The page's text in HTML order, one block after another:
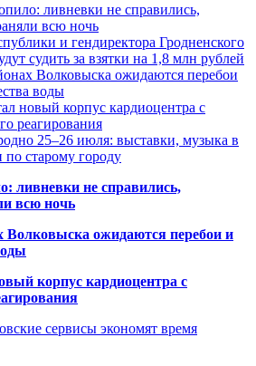
ливневки не справились,
всю ночь
и гендиректора Гродненского
судить за взятки на 1,8 млн рублей
Волковыска ожидаются перебои
воды
новый корпус кардиоцентра с
реагирования
25–26 июля: выставки, музыка в
по старому городу
ливневки не справились,
всю ночь
Волковыска ожидаются перебои и
корпус кардиоцентра с
сервисы экономят время